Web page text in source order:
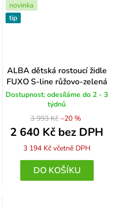
novinka
tip
ALBA dětská rostoucí židle
FUXO S-line růžovo-zelená
Dostupnost: odesíláme do 2 - 3
týdnů
3 993 Kč
2 640 Kč bez DPH
3 194 Kč včetně DPH
–20 %
DO KOŠÍKU